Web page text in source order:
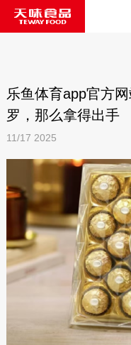
乐鱼体育app官方
罗，那么拿得出手
11/17 2025